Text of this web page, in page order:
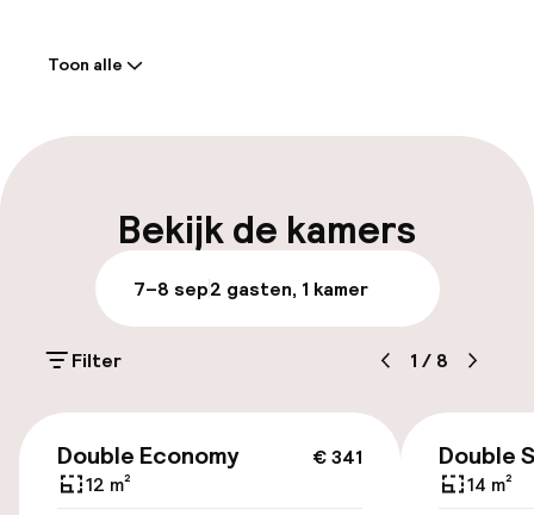
Meertalige medewerkers
Parkeren & mobiliteit
Parkeergelegenheid op eigen terrein
(buiten)
Parkeergelegenheid op eigen terrein
(binnen)
Toon alle
Bekijk de kamers
7–8 sep2 gasten, 1 kamer
Filter 1 / 8
€ 341
Double Economy
12 m²
Double
14 m²